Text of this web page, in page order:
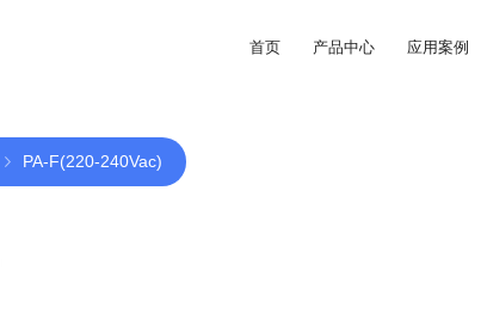
首页 产品中心 应用案例
PA-F(220-240Vac)